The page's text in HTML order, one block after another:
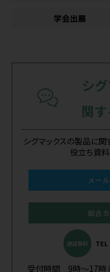
学会出展
シ
関
シグマックスの製品に関
役立ち資
メー
総合
通話無料 TEL
受付時間 9時～17時（